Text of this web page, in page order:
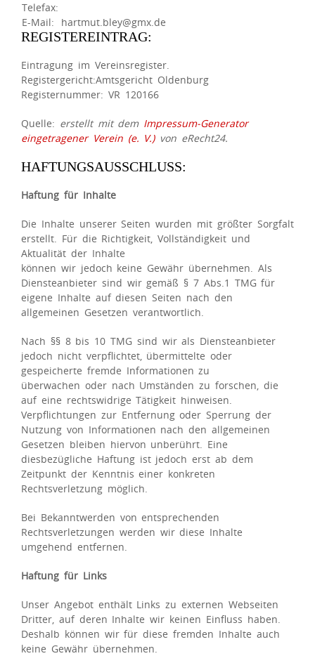
Telefax:
E-Mail:
hartmut.bley@gmx.de
REGISTEREINTRAG:
Eintragung im Vereinsregister.
Registergericht:Amtsgericht Oldenburg
Registernummer: VR 120166
Quelle: erstellt mit dem Impressum-Generator
eingetragener Verein (e. V.)von eRecht24.
HAFTUNGSAUSSCHLUSS:
Haftung für Inhalte
Die Inhalte unserer Seiten wurden mit größter Sorgfalt
erstellt. Für die Richtigkeit, Vollständigkeit und
Aktualität der Inhalte
können wir jedoch keine Gewähr übernehmen. Als
Diensteanbieter sind wir gemäß § 7 Abs.1 TMG für
eigene Inhalte auf diesen Seiten nach den
allgemeinen Gesetzen verantwortlich.
Nach §§ 8 bis 10 TMG sind wir als Diensteanbieter
jedoch nicht verpflichtet, übermittelte oder
gespeicherte fremde Informationen zu
überwachen oder nach Umständen zu forschen, die
auf eine rechtswidrige Tätigkeit hinweisen.
Verpflichtungen zur Entfernung oder Sperrung der
Nutzung von Informationen nach den allgemeinen
Gesetzen bleiben hiervon unberührt. Eine
diesbezügliche Haftung ist jedoch erst ab dem
Zeitpunkt der Kenntnis einer konkreten
Rechtsverletzung möglich.
Bei Bekanntwerden von entsprechenden
Rechtsverletzungen werden wir diese Inhalte
umgehend entfernen.
Haftung für Links
Unser Angebot enthält Links zu externen Webseiten
Dritter, auf deren Inhalte wir keinen Einfluss haben.
Deshalb können wir für diese fremden Inhalte auch
keine Gewähr übernehmen.